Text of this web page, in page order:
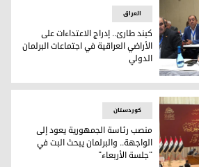
على الأراضي العراقية في اجتماعات
العراق
كبند طارئ.. إدراج الاعتداءات على
الأراضي العراقية في اجتماعات البرلمان
الدولي
کوردستان
منصب رئاسة الجمهورية يعود إلى
الواجهة.. والبرلمان يبحث البت في
"جلسة الأربعاء"